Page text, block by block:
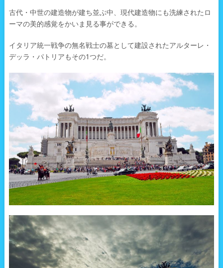
古代・中世の建造物が建ち並ぶ中、現代建造物にも洗練されたロ
ーマの美的感覚をかいま見る事ができる。
イタリア統一戦争の無名戦士の墓として建設されたアルターレ・
デッラ・パトリアもその1つだ。